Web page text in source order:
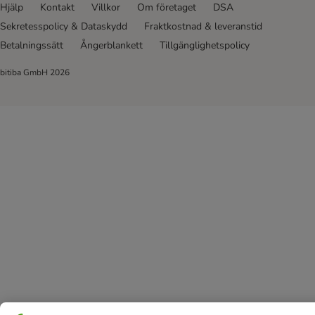
Hjälp Kontakt Villkor Om företaget
DSA
Sekretesspolicy & Dataskydd
Fraktkostnad & leveranstid
Betalningssätt
Ångerblankett Tillgänglighetspolicy
bitiba GmbH 2026